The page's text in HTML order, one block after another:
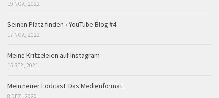
19 NOV., 2022
Seinen Platz finden • YouTube Blog #4
17 NOV., 2022
Meine Kritzeleien auf Instagram
15 SEP., 2021
Mein neuer Podcast: Das Medienformat
8 DEZ., 2020